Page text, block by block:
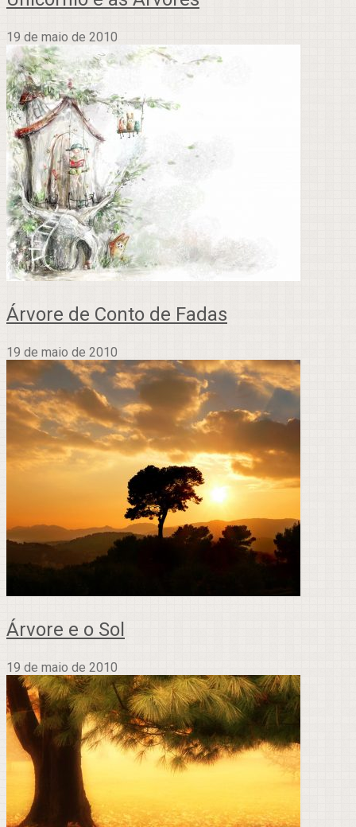
19 de maio de 2010
Árvore de Conto de Fadas
19 de maio de 2010
Árvore e o Sol
19 de maio de 2010